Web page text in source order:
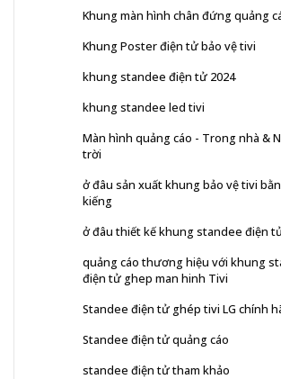
Khung màn hình chân đứng quảng
Khung Poster điện tử bảo vệ tivi
khung standee điện tử 2024
khung standee led tivi
Màn hình quảng cáo - Trong nhà &
trời
ở đâu sản xuất khung bảo vệ tivi
kiếng
ở đâu thiết kế khung standee điện
quảng cáo thương hiệu với khung
điện tử ghep man hinh Tivi
Standee điện tử ghép tivi LG chính
Standee điện tử quảng cáo
standee điện tử tham khảo